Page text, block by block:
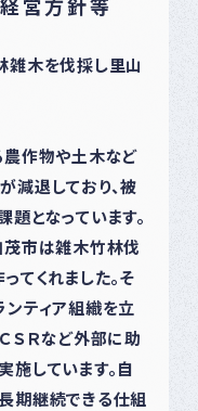
営方針等
雑木を伐採し里山
農作物や土木など
減退しており、被
となっています。
茂市は雑木竹林伐
てくれました。そ
ティア組織を立
ＳＲなど外部に助
しています。自
期継続できる仕組